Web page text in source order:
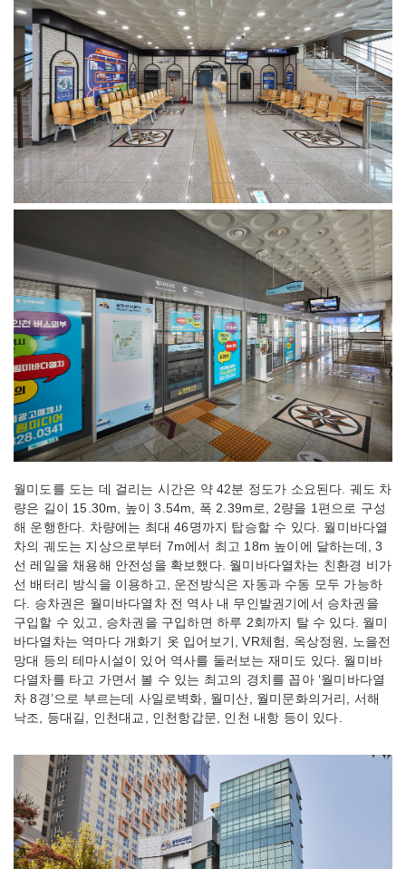
월미도를 도는 데 걸리는 시간은 약 42분 정도가 소요된다. 궤도 차
량은 길이 15.30m, 높이 3.54m, 폭 2.39m로, 2량을 1편으로 구성
해 운행한다. 차량에는 최대 46명까지 탑승할 수 있다. 월미바다열
차의 궤도는 지상으로부터 7m에서 최고 18m 높이에 달하는데, 3
선 레일을 채용해 안전성을 확보했다. 월미바다열차는 친환경 비가
선 배터리 방식을 이용하고, 운전방식은 자동과 수동 모두 가능하
다. 승차권은 월미바다열차 전 역사 내 무인발권기에서 승차권을
구입할 수 있고, 승차권을 구입하면 하루 2회까지 탈 수 있다. 월미
바다열차는 역마다 개화기 옷 입어보기, VR체험, 옥상정원, 노을전
망대 등의 테마시설이 있어 역사를 둘러보는 재미도 있다. 월미바
다열차를 타고 가면서 볼 수 있는 최고의 경치를 꼽아 ‘월미바다열
차 8경’으로 부르는데 사일로벽화, 월미산, 월미문화의거리, 서해
낙조, 등대길, 인천대교, 인천항갑문, 인천 내항 등이 있다.